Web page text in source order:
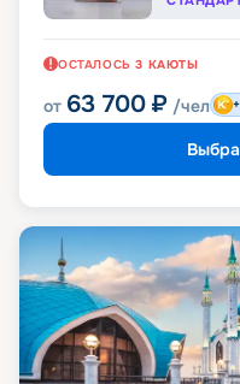
ОСТАЛОСЬ 3 КАЮТЫ
от 63 700 ₽ /чел